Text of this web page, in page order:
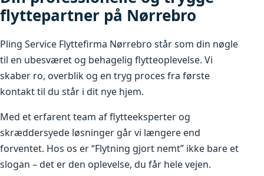
flyttepartner på Nørrebro
Pling Service Flyttefirma Nørrebro står som din nøgle
til en ubesværet og behagelig flytteoplevelse. Vi
skaber ro, overblik og en tryg proces fra første
kontakt til du står i dit nye hjem.
Med et erfarent team af flytteeksperter og
skræddersyede løsninger går vi længere end
forventet. Hos os er “Flytning gjort nemt” ikke bare et
slogan – det er den oplevelse, du får hele vejen.